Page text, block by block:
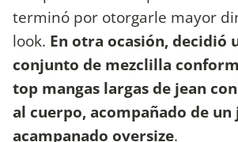
terminó por otorgarle mayor
look. En otra ocasión, decidió
conjunto de mezclilla
top mangas largas de jean
al cuerpo, acompañado de un
acampanado oversize.